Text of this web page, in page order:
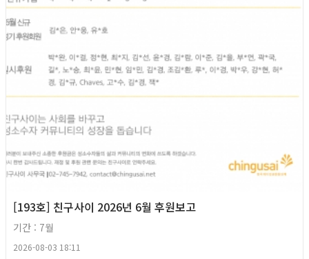
[193호] 친구사이 2026년 6월 후원보고
기간 : 7월
2026-08-03 18:11